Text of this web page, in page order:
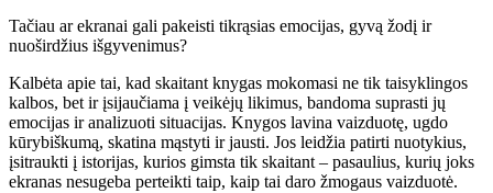
Tačiau ar ekranai gali pakeisti tikrąsias emocijas, gyvą žodį ir
nuoširdžius išgyvenimus?
Kalbėta apie tai, kad skaitant knygas mokomasi ne tik taisyklingos
kalbos, bet ir įsijaučiama į veikėjų likimus, bandoma suprasti jų
emocijas ir analizuoti situacijas. Knygos lavina vaizduotę, ugdo
kūrybiškumą, skatina mąstyti ir jausti. Jos leidžia patirti nuotykius,
įsitraukti į istorijas, kurios gimsta tik skaitant – pasaulius, kurių joks
ekranas nesugeba perteikti taip, kaip tai daro žmogaus vaizduotė.